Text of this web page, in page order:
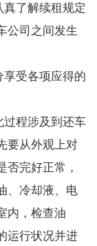
了解续租规定
公司之间发生
受各项应得的
程涉及到还车
要从外观上对
否完好正常，
、冷却液、电
内，检查油
运行状况并进